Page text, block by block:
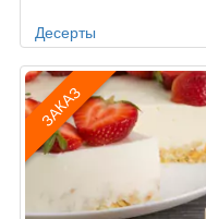
Десерты
ЗАКАЗ